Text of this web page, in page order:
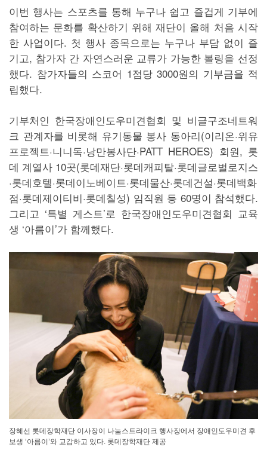
이번 행사는 스포츠를 통해 누구나 쉽고 즐겁게 기부에
참여하는 문화를 확산하기 위해 재단이 올해 처음 시작
한 사업이다. 첫 행사 종목으로는 누구나 부담 없이 즐
기고, 참가자 간 자연스러운 교류가 가능한 볼링을 선정
했다. 참가자들의 스코어 1점당 3000원의 기부금을 적
립했다.
기부처인 한국장애인도우미견협회 및 비글구조네트워
크 관계자를 비롯해 유기동물 봉사 동아리(이리온·위유
프로젝트·니니독·낭만봉사단·PATT HEROES) 회원, 롯
데 계열사 10곳(롯데재단·롯데캐피탈·롯데글로벌로지스
·롯데호텔·롯데이노베이트·롯데물산·롯데건설·롯데백화
점·롯데제이티비·롯데칠성) 임직원 등 60명이 참석했다.
그리고 ‘특별 게스트’로 한국장애인도우미견협회 교육
생 ‘아름이’가 함께했다.
장혜선 롯데장학재단 이사장이 나눔스트라이크 행사장에서 장애인도우미견 후
보생 ‘아름이’와 교감하고 있다. 롯데장학재단 제공